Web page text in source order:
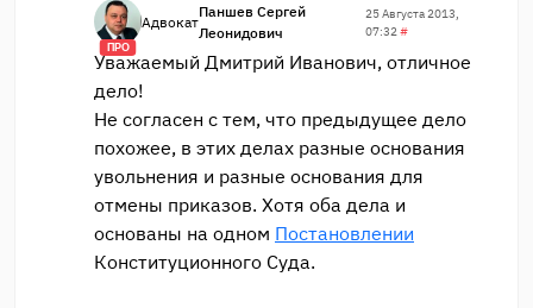
ПРО
Адвокат
Паншев Сергей
Леонидович
25 Августа 2013,
07:32#
Уважаемый Дмитрий Иванович, отличное
дело!
Не согласен с тем, что предыдущее дело
похожее, в этих делах разные основания
увольнения и разные основания для
отмены приказов. Хотя оба дела и
основаны на одном Постановлении
Конституционного Суда.